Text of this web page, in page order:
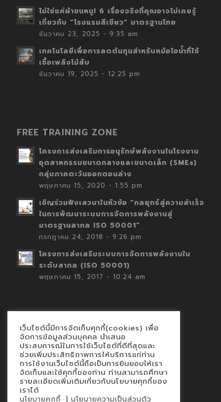
ไม่ใช่แค่ผ้าขนหนู! 6 เรื่องจริงที่คุณอาจไม่เคยรู้
เกี่ยวกับ “โรงแรมสีเขียว” มาตรฐานไทย
ธันวาคม 23, 2025 - 9:35 am
เทคโนโลยีเพื่อการลดต้นทุนสำหรับหม้อไอน้ำที่ใช้
เชื้อเพลิงไม้สับ
ธันวาคม 19, 2025 - 12:25 pm
FREE TRAINING ZONE
โครงการส่งเสริมการอนุรักษ์พลังงานในโรงงาน
อุตสาหกรรมขนาดกลางและขนาดเล็ก (SMEs)
กลุ่มภาคตะวันออกตอนล่าง
พฤษภาคม 15, 2020 - 1:55 pm
เชิญร่วมฟังเสวนาในหัวข้อ “กลยุทธ์สู่ความสำเร็จ
ในการพัฒนาระบบการจัดการพลังงานสู่
มาตรฐานสากล ISO 50001”
กรกฎาคม 24, 2018 - 9:26 pm
โครงการส่งเสริมระบบการจัดการพลังงานใน
ระดับสากล (ISO 50001)
พฤษภาคม 15, 2017 - 10:24 am
Contact
นโยบายคุกกี้
นโยบายข้อมูลส่วนบุคคล
เว็บไซต์นี้มีการจัดเก็บคุกกี้(cookies) เพื่อ
จัดการข้อมูลส่วนบุคคล นำเสนอ
ประสบการณ์ในการใช้เว็บไซต์ที่ดีที่สุดและ
ช่วยเพิ่มประสิทธิภาพการให้บริการแก่ท่าน
การใช้งานเว็บไซต์นี้ถือเป็นการยินยอมให้เรา
จัดเก็บและใช้คุกกี้ของท่าน ท่านสามารถศึกษา
รายละเอียดเพิ่มเติมเกี่ยวกับนโยบายคุกกี้ของ
เราได้
นโยบายคุกกี้ | นโยบายความเป็นส่วนตัว